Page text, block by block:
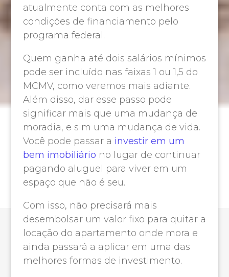
atualmente conta com as melhores
condições de financiamento pelo
programa federal.
Quem ganha até dois salários mínimos
pode ser incluído nas faixas 1 ou 1,5 do
MCMV, como veremos mais adiante.
Além disso, dar esse passo pode
significar mais que uma mudança de
moradia, e sim uma mudança de vida.
Você pode passar a investir em um
bem imobiliário no lugar de continuar
pagando aluguel para viver em um
espaço que não é seu.
Com isso, não precisará mais
desembolsar um valor fixo para quitar a
locação do apartamento onde mora e
ainda passará a aplicar em uma das
melhores formas de investimento.